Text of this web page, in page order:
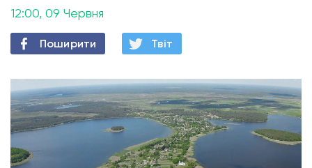
12:00, 09 Червня
Поширити Твiт